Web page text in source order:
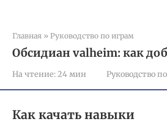
Главная » Руководство по играм
Обсидиан valheim: как
На чтение: 24 мин Руководство
Как качать навыки